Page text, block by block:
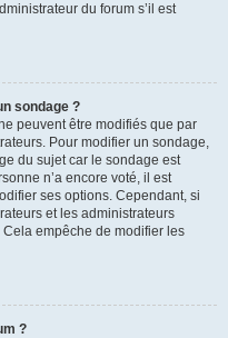
du forum s’il est
sondage ?
peuvent être modifiés que par
Pour modifier un sondage,
du sujet car le sondage est
n’a encore voté, il est
ses options. Cependant, si
et les administrateurs
empêche de modifier les
?